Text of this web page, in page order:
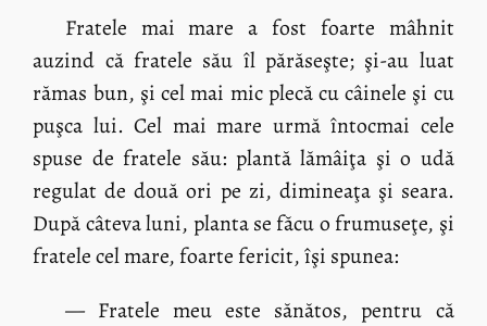
Fratele mai mare a fost foarte mâhnit
auzind că fratele său îl părăseşte; şi-au luat
rămas bun, şi cel mai mic plecă cu câinele şi cu
puşca lui. Cel mai mare urmă întocmai cele
spuse de fratele său: plantă lămâiţa şi o udă
regulat de două ori pe zi, dimineaţa şi seara.
După câteva luni, planta se făcu o frumuseţe, şi
fratele cel mare, foarte fericit, îşi spunea:
— Fratele meu este sănătos, pentru că